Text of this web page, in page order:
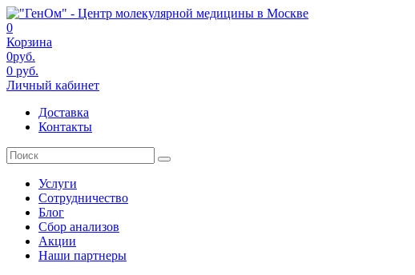
0
Корзина
0руб.
0 руб.
Личный кабинет
Доставка
Контакты
Услуги
Сотрудничество
Блог
Сбор анализов
Акции
Наши партнеры